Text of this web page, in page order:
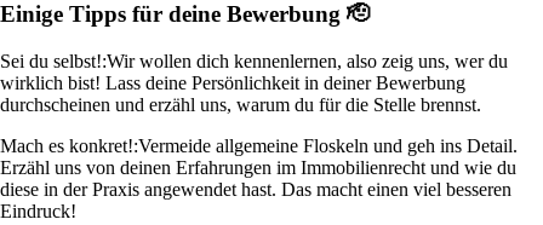
Einige Tipps für deine Bewerbung 🫡
Sei du selbst!:Wir wollen dich kennenlernen, also zeig uns, wer du
wirklich bist! Lass deine Persönlichkeit in deiner Bewerbung
durchscheinen und erzähl uns, warum du für die Stelle brennst.
Mach es konkret!:Vermeide allgemeine Floskeln und geh ins Detail.
Erzähl uns von deinen Erfahrungen im Immobilienrecht und wie du
diese in der Praxis angewendet hast. Das macht einen viel besseren
Eindruck!